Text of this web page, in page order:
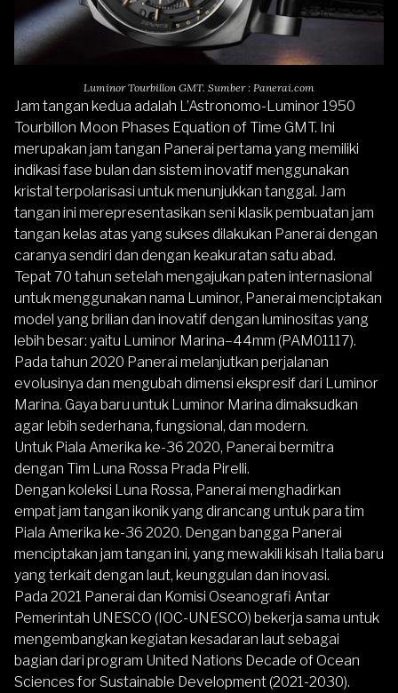
Luminor Tourbillon GMT. Sumber : Panerai.com
Jam tangan kedua adalah L’Astronomo-Luminor 1950
Tourbillon Moon Phases Equation of Time GMT. Ini
merupakan jam tangan Panerai pertama yang memiliki
indikasi fase bulan dan sistem inovatif menggunakan
kristal terpolarisasi untuk menunjukkan tanggal. Jam
tangan ini merepresentasikan seni klasik pembuatan jam
tangan kelas atas yang sukses dilakukan Panerai dengan
caranya sendiri dan dengan keakuratan satu abad.
Tepat 70 tahun setelah mengajukan paten internasional
untuk menggunakan nama Luminor, Panerai menciptakan
model yang brilian dan inovatif dengan luminositas yang
lebih besar: yaitu Luminor Marina–44mm (PAM01117).
Pada tahun 2020 Panerai melanjutkan perjalanan
evolusinya dan mengubah dimensi ekspresif dari Luminor
Marina. Gaya baru untuk Luminor Marina dimaksudkan
agar lebih sederhana, fungsional, dan modern.
Untuk Piala Amerika ke-36 2020, Panerai bermitra
dengan Tim Luna Rossa Prada Pirelli.
Dengan koleksi Luna Rossa, Panerai menghadirkan
empat jam tangan ikonik yang dirancang untuk para tim
Piala Amerika ke-36 2020. Dengan bangga Panerai
menciptakan jam tangan ini, yang mewakili kisah Italia baru
yang terkait dengan laut, keunggulan dan inovasi.
Pada 2021 Panerai dan Komisi Oseanografi Antar
Pemerintah UNESCO (IOC-UNESCO) bekerja sama untuk
mengembangkan kegiatan kesadaran laut sebagai
bagian dari program United Nations Decade of Ocean
Sciences for Sustainable Development (2021-2030).